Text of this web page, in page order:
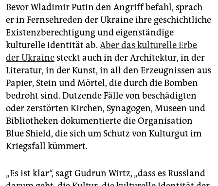
fragen & hilfe
unterstützen
abo
genossenschaft
epaper login
Bevor Wladimir Putin den Angriff befahl, sprach
er in Fernsehreden der Ukraine ihre geschichtliche
Existenzberechtigung und eigenständige
kulturelle Identität ab. Aber das kulturelle Erbe
der Ukraine steckt auch in der Architektur, in der
Literatur, in der Kunst, in all den Erzeugnissen aus
Papier, Stein und Mörtel, die durch die Bomben
bedroht sind. Dutzende Fälle von beschädigten
oder zerstörten Kirchen, Synagogen, Museen und
Bibliotheken dokumentierte die Organisation
Blue Shield, die sich um Schutz von Kulturgut im
Kriegsfall kümmert.
„Es ist klar“, sagt Gudrun Wirtz, „dass es Russland